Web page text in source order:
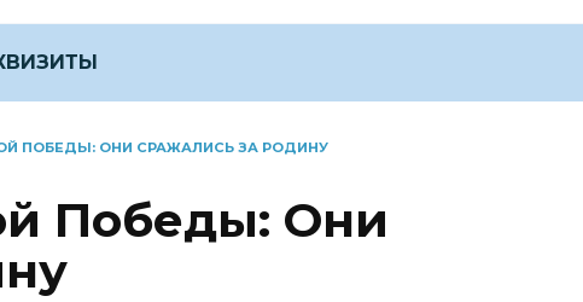
ПОБЕДЫ: ОНИ СРАЖАЛИСЬ ЗА РОДИНУ
Победы: Они